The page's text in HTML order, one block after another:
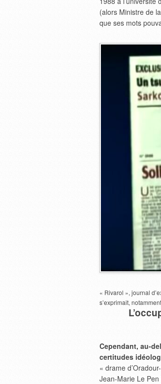
(alors Ministre de
que ses mots
« Rivarol », journal
s’exprimait,
Cependant, au-
certitudes
« drame
Jean-Marie Le